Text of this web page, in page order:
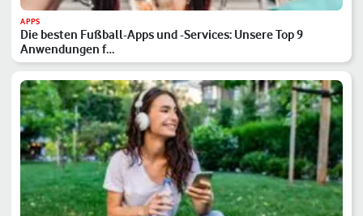
APPS
Die besten Fußball-Apps und -Services: Unsere Top 9
Anwendungen f…